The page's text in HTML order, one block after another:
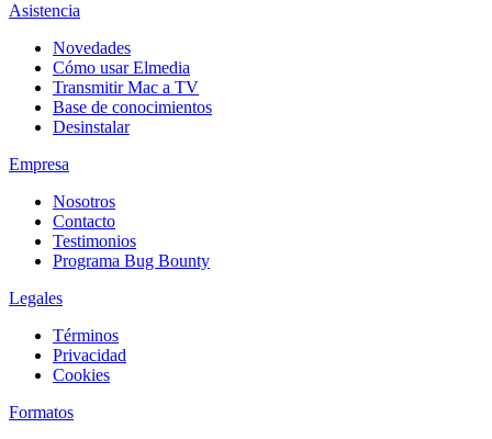
Asistencia
Novedades
Cómo usar Elmedia
Transmitir Mac a TV
Base de conocimientos
Desinstalar
Empresa
Nosotros
Contacto
Testimonios
Programa Bug Bounty
Legales
Términos
Privacidad
Cookies
Formatos